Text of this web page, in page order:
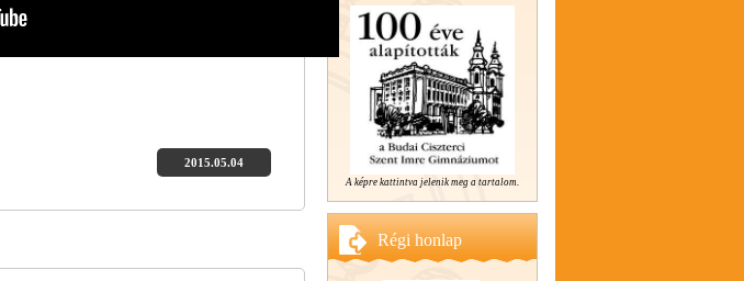
2015.05.04
A képre kattintva jelenik meg a tartalom.
Régi honlap